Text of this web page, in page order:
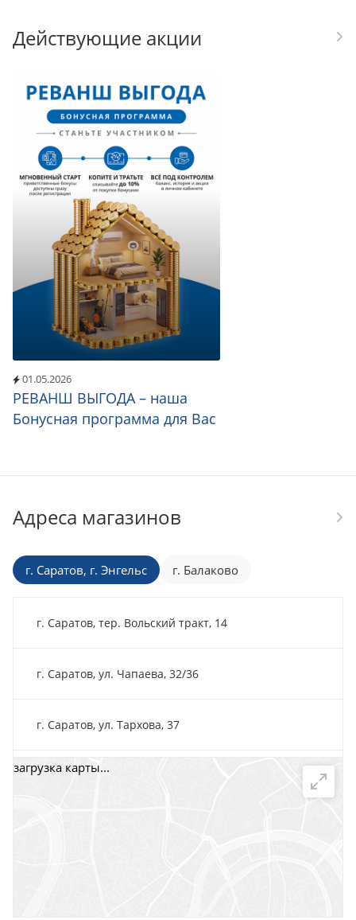
Действующие акции
01.05.2026
РЕВАНШ ВЫГОДА – наша
Бонусная программа для Вас
Адреса магазинов
г. Саратов, г. Энгельс г. Балаково
г. Саратов, тер. Вольский тракт, 14
г. Саратов, ул. Чапаева, 32/36
г. Саратов, ул. Тархова, 37
г. Саратов, пр-т. 50 лет Октября, 118Д, помещ. 15
загрузка карты...